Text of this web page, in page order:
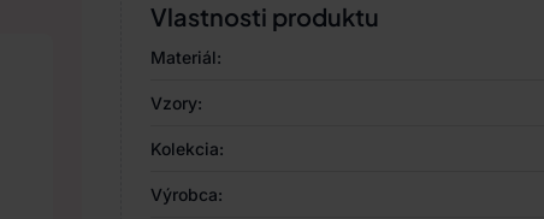
Vlastnosti produktu
Materiál:
Vzory:
Kolekcia:
Výrobca: